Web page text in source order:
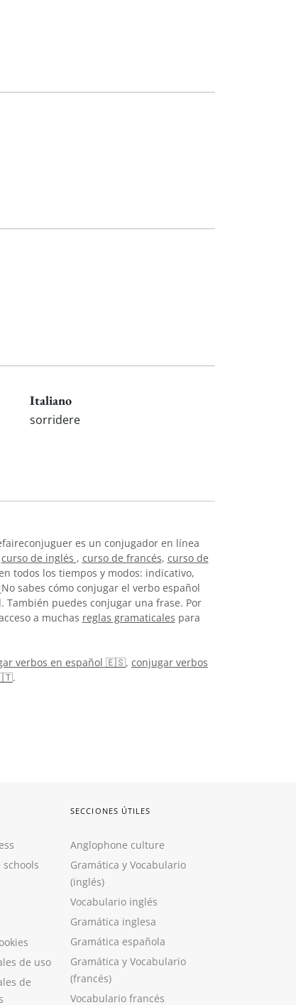
Italiano
sorridere
es un conjugador en línea
curso de inglés , curso de francés, curso de
todos los tiempos y modos: indicativo,
sabes cómo conjugar el verbo español
puedes conjugar una frase. Por
a muchas reglas gramaticales para
verbos en español 🇪🇸, conjugar verbos
.
de uso
de
SECCIONES ÚTILES
Anglophone culture
Gramática y Vocabulario
(inglés)
Vocabulario inglés
Gramática inglesa
Gramática española
Gramática y Vocabulario
(francés)
Vocabulario francés